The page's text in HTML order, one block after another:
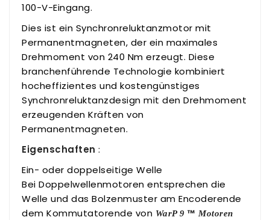
100-V-Eingang.
Dies ist ein Synchronreluktanzmotor mit
Permanentmagneten, der ein maximales
Drehmoment von 240 Nm erzeugt. Diese
branchenführende Technologie kombiniert
hocheffizientes und kostengünstiges
Synchronreluktanzdesign mit den Drehmoment
erzeugenden Kräften von
Permanentmagneten.
Eigenschaften :
Ein- oder doppelseitige Welle
Bei Doppelwellenmotoren entsprechen die
Welle und das Bolzenmuster am Encoderende
dem Kommutatorende von WarP 9 ™ Motoren